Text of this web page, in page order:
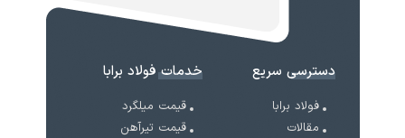
دسترسی سریع
فولاد برابا
مقالات
خدمات فولاد برابا
قیمت میلگرد
قیمت تیرآهن